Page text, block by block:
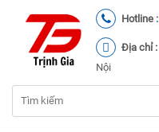
Hotline :
Địa chỉ :
Nội